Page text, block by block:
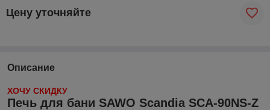
Цену уточняйте
Описание
ХОЧУ СКИДКУ
Печь для бани SAWO Scandia SCA-90NS-Z